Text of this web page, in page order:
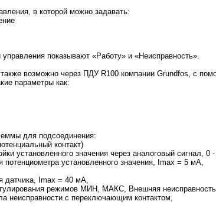
в которой можно задавать:
показывают «Работу» и «Неисправность».
возможно через ПДУ R100 компании Grundfos, с
параметры как:
для подсоединения:
контакт)
установленного значения через аналоговый сигнал,
потенциометра установленного значения, Imax = 5 мА,
датчика, Imax = 40 мА,
режимов МИН, МАКС, Внешняя
неисправности с переключающим контактом,